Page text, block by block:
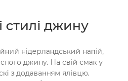
стилі джину
нідерландський напій,
джину. На свій смак у
з додаванням ялівцю.